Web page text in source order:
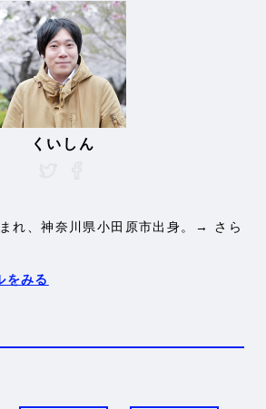
くいしん
れ、神奈川県小田原市出身。
→ さら
をみる